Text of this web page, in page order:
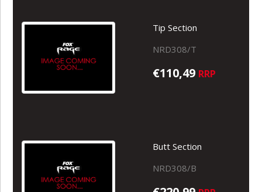
Tip Section
NRD308/T
€110,49 RRP
Butt Section
NRD308/B